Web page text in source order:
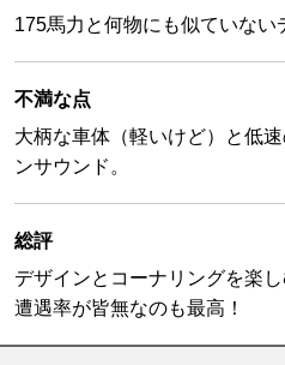
175馬力と何物にも似ていない
不満な点
大柄な車体（軽いけど）と低
ンサウンド。
総評
デザインとコーナリングを楽し
遭遇率が皆無なのも最高！